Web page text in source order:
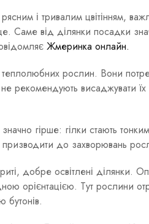
і тривалим цвітінням,
Саме від ділянки посадки
Жмеринка онлайн.
рослин. Вони
не рекомендують висаджувати
гірше: гілки стають
призводити до захворювань
добре освітлені ділянки.
орієнтацією. Тут рослини
бутонів.